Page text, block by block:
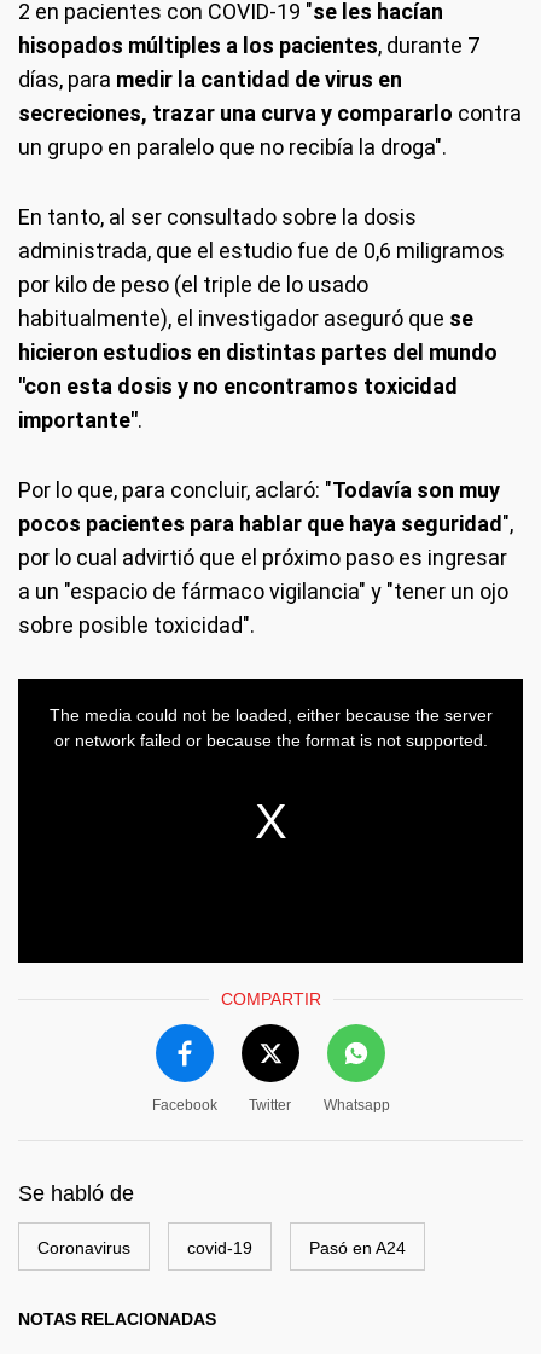
2 en pacientes con COVID-19 "se les hacían
hisopados múltiples a los pacientes, durante 7
días, para medir la cantidad de virus en
secreciones, trazar una curva y compararlo contra
un grupo en paralelo que no recibía la droga".
En tanto, al ser consultado sobre la dosis
administrada, que el estudio fue de 0,6 miligramos
por kilo de peso (el triple de lo usado
habitualmente), el investigador aseguró que se
hicieron estudios en distintas partes del mundo
"con esta dosis y no encontramos toxicidad
importante".
Por lo que, para concluir, aclaró: "Todavía son muy
pocos pacientes para hablar que haya seguridad ",
por lo cual advirtió que el próximo paso es ingresar
a un "espacio de fármaco vigilancia" y "tener un ojo
sobre posible toxicidad".
COMPARTIR
Facebook Twitter Whatsapp
Se habló de
Coronavirus covid-19 Pasó en A24
NOTAS RELACIONADAS